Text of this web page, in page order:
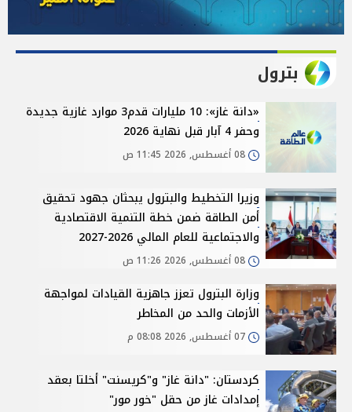
بترول
«دانة غاز»: 10 مليارات قدم3 موارد غازية جديدة
وحفر 4 آبار قبل نهاية 2026
وزيرا التخطيط والبترول يبحثان جهود تحقيق
أمن الطاقة ضمن خطة التنمية الاقتصادية
والاجتماعية للعام المالي 2026-2027
وزارة البترول تعزز جاهزية القيادات لمواجهة
الأزمات والحد من المخاطر
كردستان: "دانة غاز" و"كريسنت" أخلتا بعقد
إمدادات غاز من حقل "خور مور"